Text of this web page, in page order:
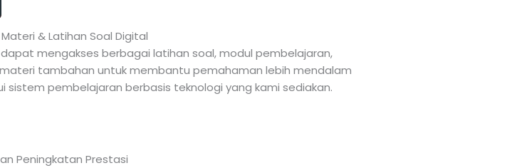
& Latihan Soal Digital
dapat mengakses berbagai latihan soal, modul pembelajaran,
tambahan untuk membantu pemahaman lebih mendalam
sistem pembelajaran berbasis teknologi yang kami sediakan.
Peningkatan Prestasi